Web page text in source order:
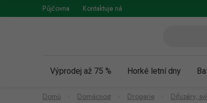
na
Půjčovna Kontaktuje nás
Výprodej až 75 % Horké letní dny
Domů Domácnost Drogerie Difuzéry,